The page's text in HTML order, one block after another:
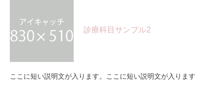
診療科目サンプル2
ここに短い説明文が入ります。ここに短い説明文が入ります